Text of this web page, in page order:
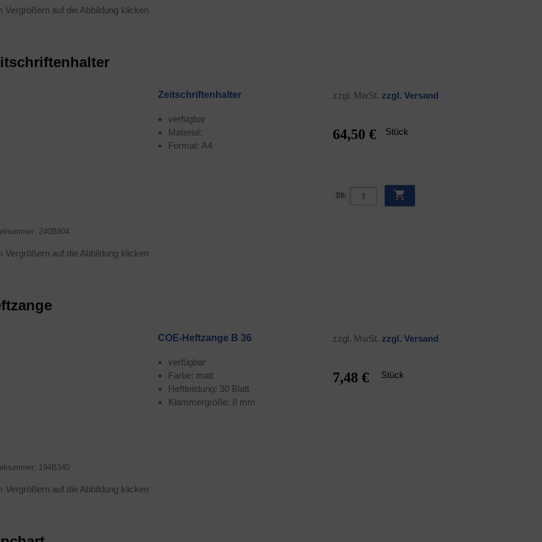
Ver­grö­ßern auf die Abbil­dung klicken
240B804
Zeit­schrif­ten­hal­ter
ver­füg­bar
Mate­ri­al:
For­mat: A4
zzgl. MwSt. zzgl. Ver­sand
64,50 € Stück
Ver­grö­ßern auf die Abbil­dung klicken
194B340
COE-Heft­zan­ge B 36
ver­füg­bar
Far­be: matt
Heft­leis­tung: 30 Blatt
Klam­mer­grö­ße: 8 mm
zzgl. MwSt. zzgl. Ver­sand
7,48 € Stück
Ver­grö­ßern auf die Abbil­dung klicken